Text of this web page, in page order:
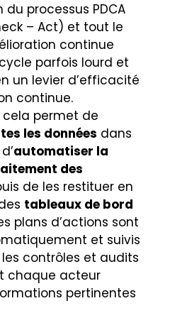
processus PDCA
– Act) et tout le
continue
parfois lourd et
un levier d’efficacité
continue.
permet de
les données dans
automatiser la
des
de les restituer en
tableaux de bord
plans d’actions sont
et suivis
contrôles et audits
chaque acteur
pertinentes